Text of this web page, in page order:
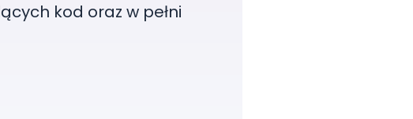
kod oraz w pełni